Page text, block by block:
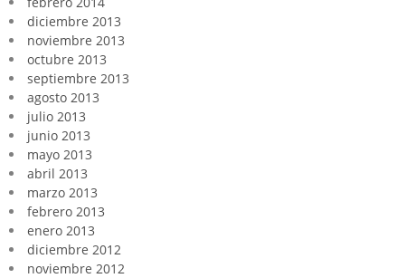
diciembre 2013
noviembre 2013
octubre 2013
septiembre 2013
agosto 2013
julio 2013
junio 2013
mayo 2013
abril 2013
marzo 2013
febrero 2013
enero 2013
diciembre 2012
noviembre 2012